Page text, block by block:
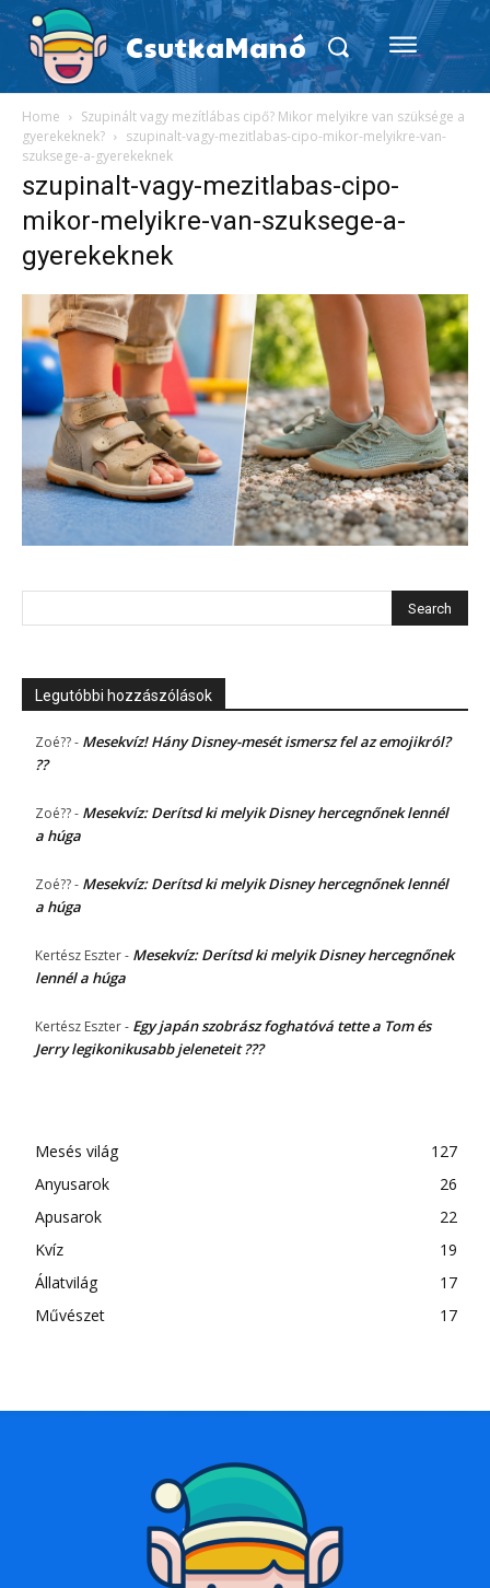
CsutkaManó
Home
Szupinált vagy mezítlábas cipő? Mikor melyikre van szüksége a
gyerekeknek?
szupinalt-vagy-mezitlabas-cipo-mikor-melyikre-van-
szuksege-a-gyerekeknek
szupinalt-vagy-mezitlabas-cipo-
mikor-melyikre-van-szuksege-a-
gyerekeknek
Legutóbbi hozzászólások
Zoé??- Mesekvíz! Hány Disney-mesét ismersz fel az emojikról?
??
Zoé??- Mesekvíz: Derítsd ki melyik Disney hercegnőnek lennél
a húga
Zoé??- Mesekvíz: Derítsd ki melyik Disney hercegnőnek lennél
a húga
Kertész Eszter- Mesekvíz: Derítsd ki melyik Disney hercegnőnek
lennél a húga
Kertész Eszter- Egy japán szobrász foghatóvá tette a Tom és
Jerry legikonikusabb jeleneteit ???
Mesés világ
127
Anyusarok
26
Apusarok
22
Kvíz
19
Állatvilág
17
Művészet
17